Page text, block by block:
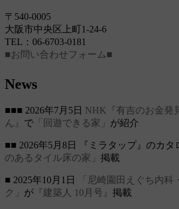
〒540-0005
大阪市中央区上町1-24-6
TEL：06-6703-0181
■お問い合わせフォーム■
News
■■■ 2026年7月5日 NHK『有吉のお金発
ん』 で 「回遊できる家」 が紹介
■■ 2026年5月8日 『ミラタップ』のカタ
のあるタイル床の家」 掲載
■ 2025年10月1日
「尼崎園田えぐち内科
ク」 が 『建築人 10月号』 掲載